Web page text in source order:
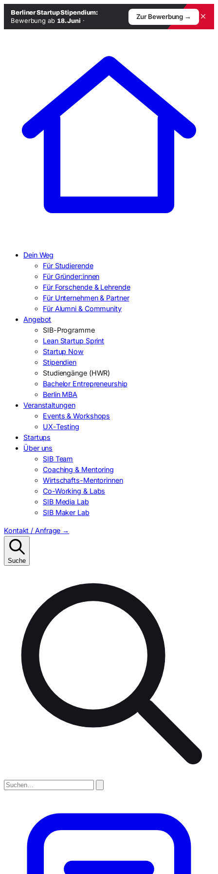
Berliner Startup Stipendium:
Bewerbung ab 18. Juni ·
Zur Bewerbung → ×
Dein Weg
Für Studierende
Für Gründer:innen
Für Forschende & Lehrende
Für Unternehmen & Partner
Für Alumni & Community
Angebot
SIB-Programme
Lean Startup Sprint
Startup Now
Stipendien
Studiengänge (HWR)
Bachelor Entrepreneurship
Berlin MBA
Veranstaltungen
Events & Workshops
UX-Testing
Startups
Über uns
SIB Team
Coaching & Mentoring
Wirtschafts-Mentorinnen
Co-Working & Labs
SIB Media Lab
SIB Maker Lab
Kontakt / Anfrage →
Suche